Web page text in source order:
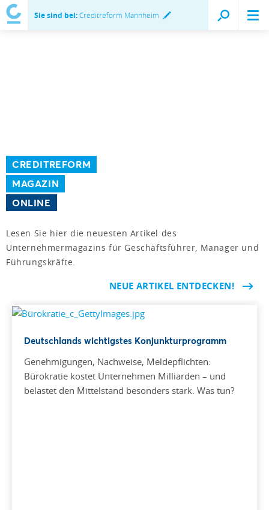
Sie sind bei:Creditreform Mannheim
CREDITREFORM
MAGAZIN
ONLINE
Lesen Sie hier die neuesten Artikel des
Unternehmermagazins für Geschäftsführer, Manager und
Führungskräfte.
NEUE ARTIKEL ENTDECKEN!
Deutschlands wichtigstes Konjunkturprogramm
Genehmigungen, Nachweise, Meldepflichten:
Bürokratie kostet Unternehmen Milliarden – und
belastet den Mittelstand besonders stark. Was tun?